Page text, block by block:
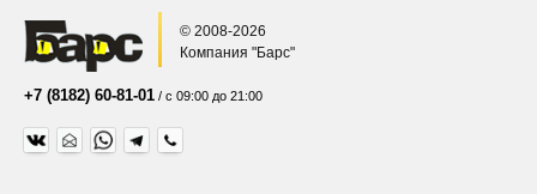
© 2008-2026
Компания "Барс"
+7 (8182) 60-81-01 / с 09:00 до 21:00